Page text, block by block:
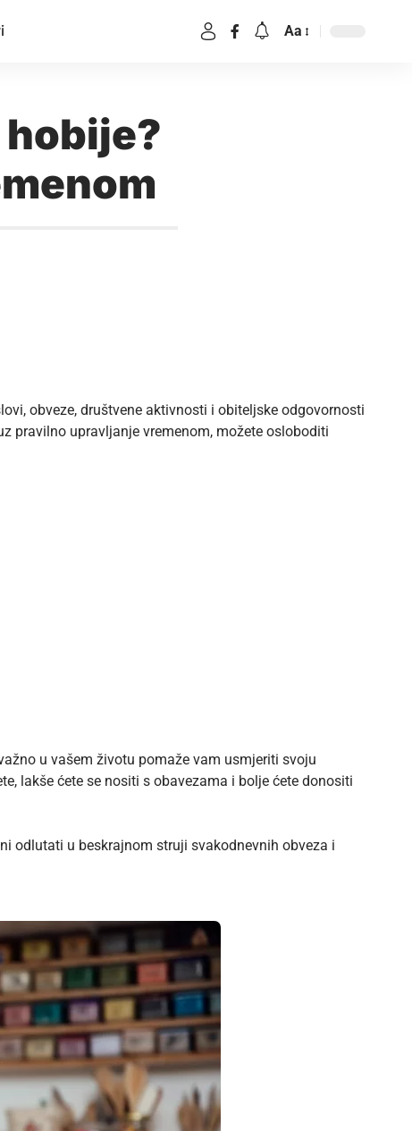
Aa
obveze, društvene aktivnosti i obiteljske odgovornosti
pravilno upravljanje vremenom, možete osloboditi
u vašem životu pomaže vam usmjeriti svoju
lakše ćete se nositi s obavezama i bolje ćete donositi
odlutati u beskrajnom struji svakodnevnih obveza i